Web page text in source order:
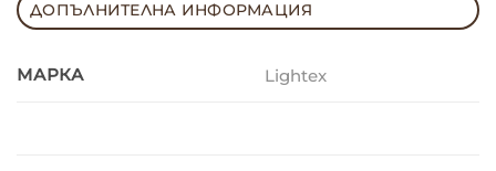
ДОПЪЛНИТЕЛНА ИНФОРМАЦИЯ
МАРКА Lightex